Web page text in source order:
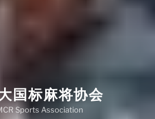
国标麻将协会
Sports Association